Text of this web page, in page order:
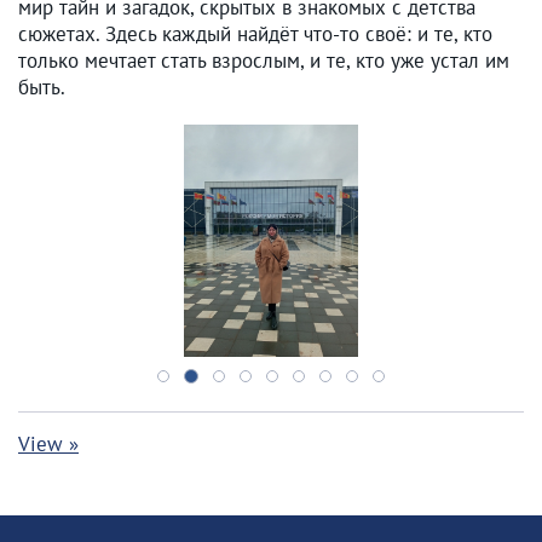
мир тайн и загадок, скрытых в знакомых с детства
сюжетах. Здесь каждый найдёт что-то своё: и те, кто
только мечтает стать взрослым, и те, кто уже устал им
быть.
View »